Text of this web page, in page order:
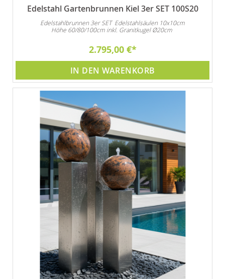
Edelstahl Gartenbrunnen Kiel 3er SET 100S20
Edelstahlbrunnen 3er SET Edelstahlsäulen 10x10cm
Höhe 60/80/100cm inkl. Granitkugel Ø20cm
2.795,00 €
IN DEN WARENKORB